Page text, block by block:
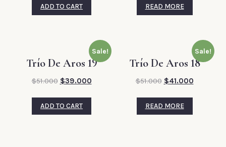
ADD TO CART READ MORE
Sale!
Trío De Aros 19
$51.000 $39.000
ADD TO CART
Sale!
Trío De Aros 18
$51.000 $41.000
READ MORE